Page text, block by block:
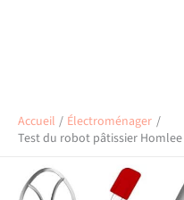
Accueil
Électroménager
Test du robot pâtissier